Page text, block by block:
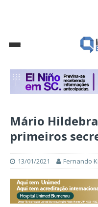
Mário
primeiros
13/01/2021 Fernando